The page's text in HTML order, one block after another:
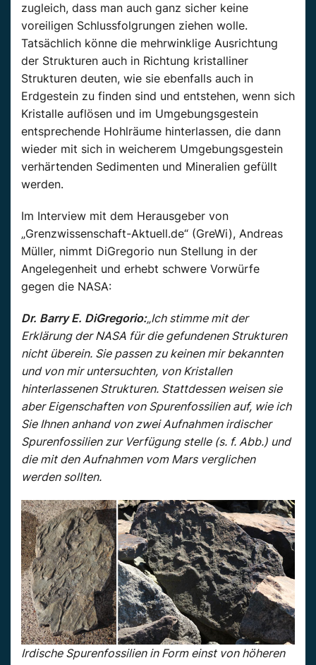
zugleich, dass man auch ganz sicher keine
voreiligen Schlussfolgrungen ziehen wolle.
Tatsächlich könne die mehrwinklige Ausrichtung
der Strukturen auch in Richtung kristalliner
Strukturen deuten, wie sie ebenfalls auch in
Erdgestein zu finden sind und entstehen, wenn sich
Kristalle auflösen und im Umgebungsgestein
entsprechende Hohlräume hinterlassen, die dann
wieder mit sich in weicherem Umgebungsgestein
verhärtenden Sedimenten und Mineralien gefüllt
werden.
Im Interview mit dem Herausgeber von
„Grenzwissenschaft-Aktuell.de“ (GreWi), Andreas
Müller, nimmt DiGregorio nun Stellung in der
Angelegenheit und erhebt schwere Vorwürfe
gegen die NASA:
Dr. Barry E. DiGregorio:„Ich stimme mit der
Erklärung der NASA für die gefundenen Strukturen
nicht überein. Sie passen zu keinen mir bekannten
und von mir untersuchten, von Kristallen
hinterlassenen Strukturen. Stattdessen weisen sie
aber Eigenschaften von Spurenfossilien auf, wie ich
Sie Ihnen anhand von zwei Aufnahmen irdischer
Spurenfossilien zur Verfügung stelle (s. f. Abb.) und
die mit den Aufnahmen vom Mars verglichen
werden sollten.
Irdische Spurenfossilien in Form einst von höheren